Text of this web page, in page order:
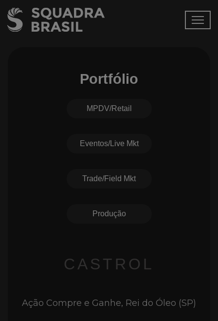
Portfólio
MPDV/Retail
Eventos/Live Mkt
Trade/Field Mkt
Produção
CASTROL
Ação Compre e Ganhe, Rei do Óleo (SP)